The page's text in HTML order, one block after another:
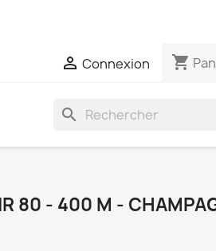
qu'une seule fois par
 Connexion shopping_cart
search
80 - 400 M -